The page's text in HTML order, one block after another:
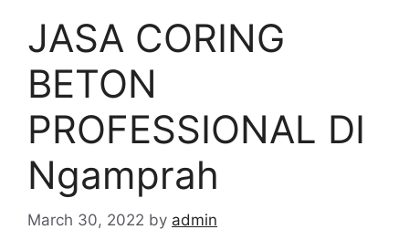
JASA CORING
BETON
PROFESSIONAL DI
Ngamprah
March 30, 2022 by admin